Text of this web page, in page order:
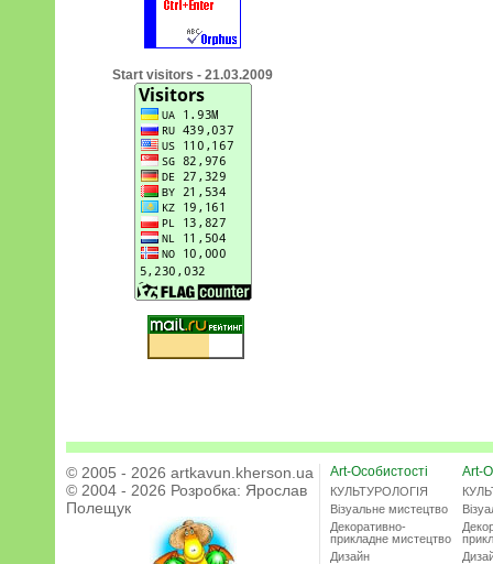
Start visitors - 21.03.2009
© 2005 - 2026 artkavun.kherson.ua
© 2004 - 2026 Розробка: Ярослав
Полещук
Art-Особистості
КУЛЬТУРОЛОГІЯ
Візуальне мистецтво
Декоративно-
прикладне мистецтво
Дизайн
Art-